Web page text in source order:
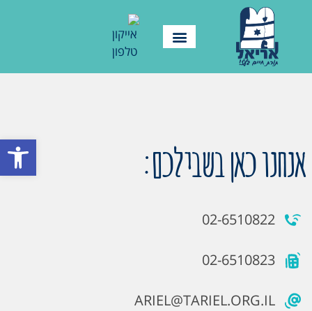
פתח אנחנו כאן בשבילכם:
02-6510822
02-6510823
ARIEL@TARIEL.ORG.IL